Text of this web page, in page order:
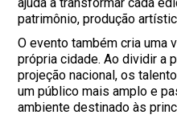
patrimônio, produção
O evento também cria uma
própria cidade. Ao dividir a
projeção nacional, os
um público mais amplo e
ambiente destinado às